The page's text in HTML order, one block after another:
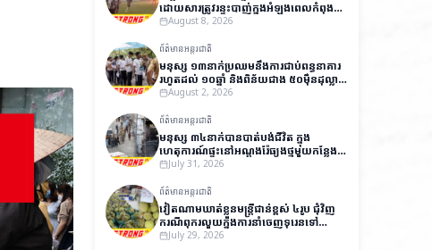
ដោយសារត្រូវរន្ទះបាញ់ក្នុងអំឡុងពេលកំពុង
ប្រកួត ខណៈកីឡាករ ១២នាក់ផ្សេងទៀត
August 8, 2026
ព័ត៌មានអន្តរជាតិ
មនុស្ស ១៣នាក់ប្រឈមនឹងការជាប់ពន្ធនាគារ
រហូតដល់ ១០ឆ្នាំ និងពិន័យជាង ៥០ម៉ឺនដុល្លារ
ក្នុងសំណុំរឿងធ្វើឱ្យបែកធ្លាយវិញ្ញាសារប្រលង
August 2, 2026
ព័ត៌មានអន្តរជាតិ
មនុស្ស ៣៤នាក់បានបាត់បង់ជីវិត ក្នុង
ហេតុការណ៍ផ្ទុះនៅអណ្តូងរ៉ែធ្យូងថ្មមួយកន្លែង
នៅប៉ាគីស្ថាន
July 31, 2026
ព័ត៌មានអន្តរជាតិ
វៀតណាមឃាត់ខ្លួនមន្ត្រីជាន់ខ្ពស់ ៤រូប ជុំវិញ
ករណីពុករលួយក្នុងការនាំចេញទុរេនទៅ
ប្រទេសចិន
July 29, 2026